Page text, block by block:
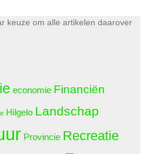
keuze om alle artikelen daarover
economie Financiën
Hilgelo Landschap
Provincie Recreatie